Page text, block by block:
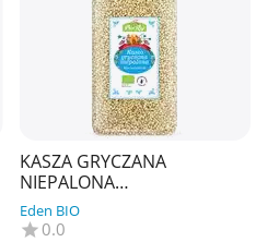
KASZA GRYCZANA
NIEPALONA
BEZGLUTENOWA BIO
(POLSKA) 500 g - BIO RAJ
Eden BIO
0.0